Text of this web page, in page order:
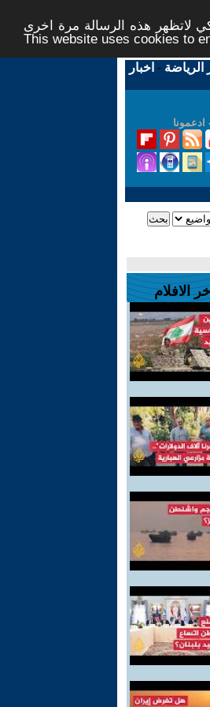
لاتظهر هذه الرسالة مرة اخرى -
This website uses cookies to
الرياضة - اخبار
ادعمونا
اخر الافلام